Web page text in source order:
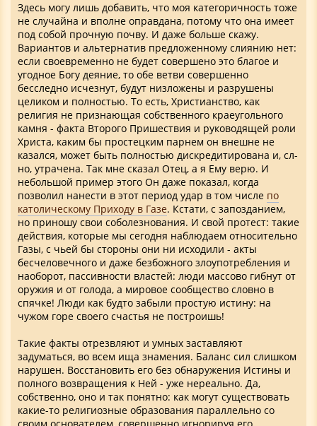
Здесь могу лишь добавить, что моя категоричность тоже
не случайна и вполне оправдана, потому что она имеет
под собой прочную почву. И даже больше скажу.
Вариантов и альтернатив предложенному слиянию нет:
если своевременно не будет совершено это благое и
угодное Богу деяние, то обе ветви совершенно
бесследно исчезнут, будут низложены и разрушены
целиком и полностью. То есть, Христианство, как
религия не признающая собственного краеугольного
камня - факта Второго Пришествия и руководящей роли
Христа, каким бы простецким парнем он внешне не
казался, может быть полностью дискредитирована и, сл-
но, утрачена. Так мне сказал Отец, а я Ему верю. И
небольшой пример этого Он даже показал, когда
позволил нанести в этот период удар в том числе по
католическому Приходу в Газе. Кстати, с запозданием,
но приношу свои соболезнования. И свой протест: такие
действия, которые мы сегодня наблюдаем относительно
Газы, с чьей бы стороны они ни исходили - акты
бесчеловечного и даже безбожного злоупотребления и
наоборот, пассивности властей: люди массово гибнут от
оружия и от голода, а мировое сообщество словно в
спячке! Люди как будто забыли простую истину: на
чужом горе своего счастья не построишь!
Такие факты отрезвляют и умных заставляют
задуматься, во всем ища знамения. Баланс сил слишком
нарушен. Восстановить его без обнаружения Истины и
полного возвращения к Ней - уже нереально. Да,
собственно, оно и так понятно: как могут существовать
какие-то религиозные образования параллельно со